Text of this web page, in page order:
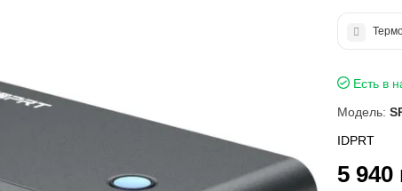
Есть в
Модель:
IDPRT
5 940